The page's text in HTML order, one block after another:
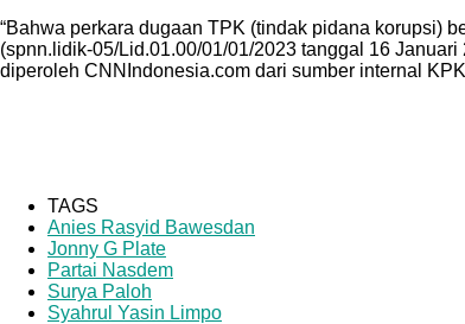
“Bahwa perkara dugaan TPK (tindak pidana korupsi)
(spnn.lidik-05/Lid.01.00/01/01/2023 tanggal 16
diperoleh CNNIndonesia.com dari sumber internal
TAGS
Anies Rasyid Bawesdan
Jonny G Plate
Partai Nasdem
Surya Paloh
Syahrul Yasin Limpo